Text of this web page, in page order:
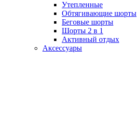
Утепленные
Обтягивающие шорты
Беговые шорты
Шорты 2 в 1
Активный отдых
Аксессуары